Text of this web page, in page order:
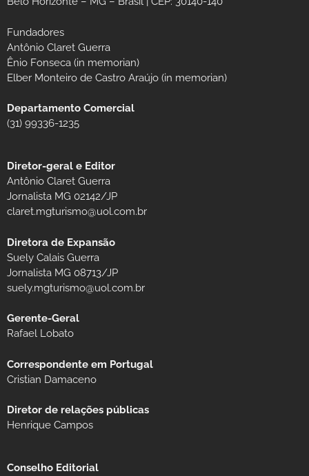
Fundadores
Antônio Claret Guerra
Ênio Fonseca (in memorian)
Elber Monteiro de Castro Araújo (in memorian)
Departamento Comercial
(31) 99336-1235
Diretor-geral e Editor
Antônio Claret Guerra
Jornalista MG 02142/JP
claret.mgturismo@uol.com.br
Diretora de Expansão
Suely Calais Guerra
Jornalista MG 08713/JP
suely.mgturismo@uol.com.br
Gerente-Geral
Rafael Lobato
Correspondente em Portugal
Cristian Damaceno
Diretor de relações públicas
Henrique Campos
Conselho Editorial